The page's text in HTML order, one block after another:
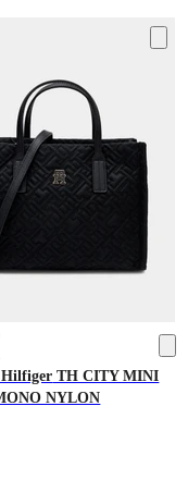
Hilfiger TH CITY MINI
NYLON